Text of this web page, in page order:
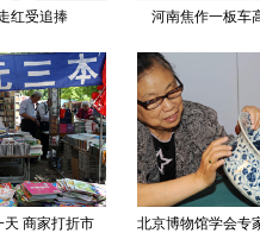
红受追捧 河南焦作一板车
商家打折市
北京博物馆学会专